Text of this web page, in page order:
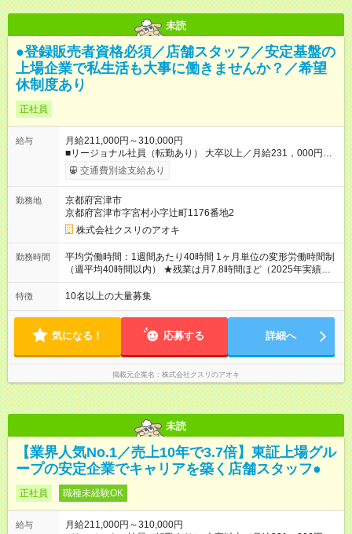
未読
●登録販売者資格必須／店舗スタッフ／安定基盤の
上場企業で私生活も大事に働きませんか？／希望
休制度あり
正社員
給与
月給211,000円～310,000円
■リージョナル社員（転勤あり） 大卒以上／月給231，000円～
310，000円 高卒以上／月給211，000円～310，000円 ★エリア
手当（石川県、富山県、福井県、岐阜県、群馬県、茨城県 月1
種手当あり ★登録販売者資格保持者への月1万円支給を含む（実
務経験がない方にも同額を支給） ※ただし、短時間勤務・早番
固定社員は当社規定に従い額が変動 ＝＝＝＝＝＝＝＝＝＝＝＝
＝＝ ★職務給制度で実力次第で収入アップ！ 職務内容に応じて
給与が支払われ、昇格試験なく役職に就いた時点で年収がUPす
る制度です。 約4割の社員が入社3年目で店長に就いています。
交通費別途支給あり
勤務地
京都府宮津市
京都府宮津市字宮村小字辻町1176番地2
株式会社クスリのアオキ
勤務時間
平均労働時間：1週間あたり40時間 1ヶ月単位の変形労働時間制
（週平均40時間以内） ★残業は月7.8時間ほど（2025年実績）
＜店舗の基本営業時間＞ 9時～22時 ※勤務時間は店舗により異
なります。 ＜シフト例＞ 早番：8時00分～17時00分 中番：11
1ヶ月単位の変形労働時間制（週平均40時間以内） ★残業は月
7.8時間ほど（2025年実績） ＜店舗の基本営業時間＞ 9時～22
時 ※勤務時間は店舗により異なります。 ＜シフト例＞ 早番：8
時00分～17時00分 中番：11時～20時 遅番：13時～22時
特徴 10名以上の大量募集
気になる！ 応募する 詳細へ
掲載元企業名 株式会社クスリのアオキ
未読
【業界人気No.1／売上10年で3.7倍】東証上場グル
ープの安定企業でキャリアを築く店舗スタッフ●
正社員 職種未経験OK
給与
月給211,000円～310,000円